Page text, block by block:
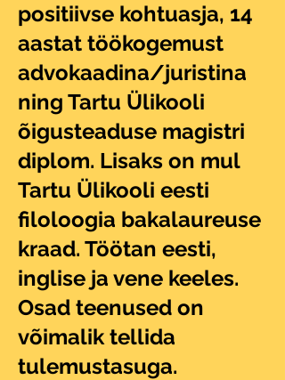
positiivse ​kohtuasja, 14
aastat töökogemust ​
advokaadina/juristina
ning Tartu Ülikooli ​
õigusteaduse magistri
diplom. Lisaks on mul
Tartu Ülikooli eesti
filoloogia bakalaureuse
kraad. Töötan eesti,
inglise ja vene keeles.
Osad teenused on
võimalik tellida
tulemustasuga.